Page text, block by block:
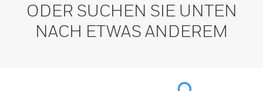
ODER SUCHEN SIE UNTEN
NACH ETWAS ANDEREM